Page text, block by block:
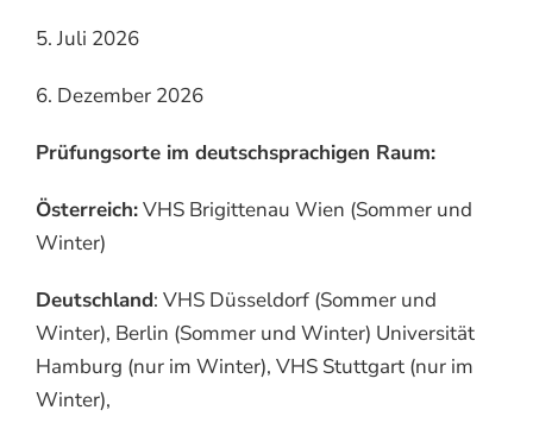
5. Juli 2026
6. Dezember 2026
Prüfungsorte im deutschsprachigen Raum:
Österreich:VHS Brigittenau Wien (Sommer und
Winter)
Deutschland: VHS Düsseldorf (Sommer und
Winter), Berlin (Sommer und Winter) Universität
Hamburg (nur im Winter), VHS Stuttgart (nur im
Winter),